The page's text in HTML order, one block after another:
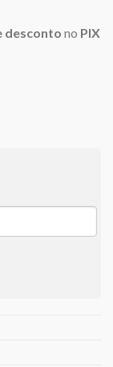
desconto no PIX